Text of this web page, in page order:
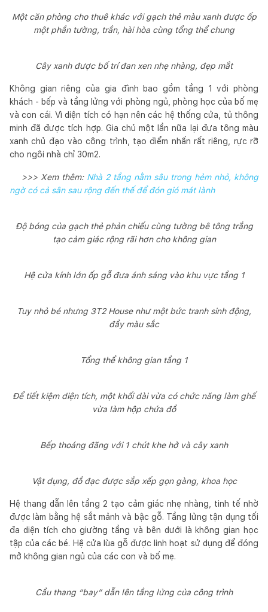
Một căn phòng cho thuê khác với gạch thẻ màu xanh được ốp
một phần tường, trần, hài hòa cùng tổng thể chung
Cây xanh được bố trí đan xen nhẹ nhàng, đẹp mắt
Không gian riêng của gia đình bao gồm tầng 1 với phòng
khách - bếp và tầng lửng với phòng ngủ, phòng học của bố mẹ
và con cái. Vì diện tích có hạn nên các hệ thống cửa, tủ thông
minh đã được tích hợp. Gia chủ một lần nữa lại đưa tông màu
xanh chủ đạo vào công trình, tạo điểm nhấn rất riêng, rực rỡ
cho ngôi nhà chỉ 30m2.
>>> Xem thêm: Nhà 2 tầng nằm sâu trong hẻm nhỏ, không
ngờ có cả sân sau rộng đến thế để đón gió mát lành
Độ bóng của gạch thẻ phản chiếu cùng tường bê tông trắng
tạo cảm giác rộng rãi hơn cho không gian
Hệ cửa kính lớn ốp gỗ đưa ánh sáng vào khu vực tầng 1
Tuy nhỏ bé nhưng 3T2 House như một bức tranh sinh động,
đầy màu sắc
Tổng thể không gian tầng 1
Để tiết kiệm diện tích, một khối dài vừa có chức năng làm ghế
vừa làm hộp chứa đồ
Bếp thoáng đãng với 1 chút khe hở và cây xanh
Vật dụng, đồ đạc được sắp xếp gọn gàng, khoa học
Hệ thang dẫn lên tầng 2 tạo cảm giác nhẹ nhàng, tinh tế nhờ
được làm bằng hệ sắt mảnh và bậc gỗ. Tầng lửng tận dụng tối
đa diện tích cho giường tầng và bên dưới là không gian học
tập của các bé. Hệ cửa lùa gỗ được linh hoạt sử dụng để đóng
mở không gian ngủ của các con và bố mẹ.
Cầu thang “bay” dẫn lên tầng lửng của công trình